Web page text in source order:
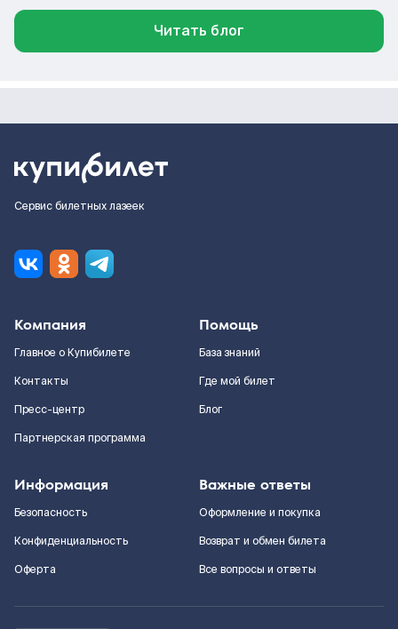
Читать блог
Сервис билетных лазеек
Компания
Главное о Купибилете
Контакты
Пресс-центр
Партнерская программа
Помощь
База знаний
Где мой билет
Блог
Информация
Безопасность
Конфиденциальность
Оферта
Важные ответы
Оформление и покупка
Возврат и обмен билета
Все вопросы и ответы